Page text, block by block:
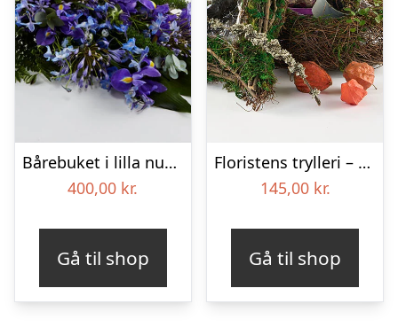
Bårebuket i lilla nuancer – Blomster til begravelse
400,00 kr.
Gå til shop
Floristens trylleri – gravpynt – Blomster til begravelse
145,00 kr.
Gå til shop